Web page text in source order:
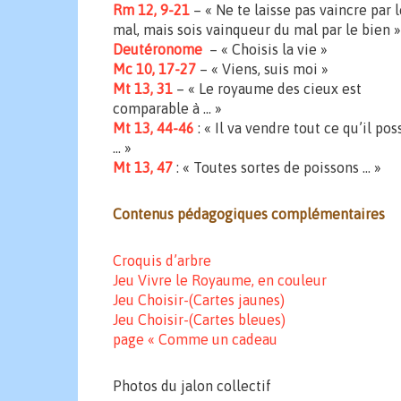
Rm 12, 9-21 – « Ne te laisse pas vaincre par
mal, mais sois vainqueur du mal par le bien »
Deutéronome – « Choisis la vie »
Mc 10, 17-27 – « Viens, suis moi »
Mt 13, 31 – « Le royaume des cieux est
comparable à … »
Mt 13, 44-46 : « Il va vendre tout ce qu’il
… »
Mt 13, 47 : « Toutes sortes de poissons … »
Contenus pédagogiques complémentaires
Croquis d’arbre
Jeu Vivre le Royaume, en couleur
Jeu Choisir-(Cartes jaunes)
Jeu Choisir-(Cartes bleues)
page « Comme un cadeau
Photos du jalon collectif